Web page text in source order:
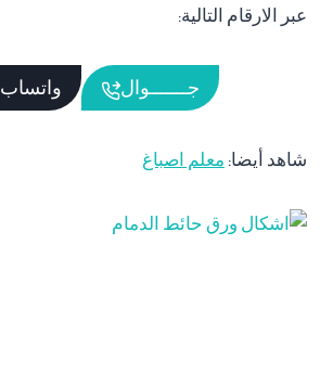
عبر الارقام التالية:
جـــــــوال واتساب
شاهد أيضا: معلم اصباغ